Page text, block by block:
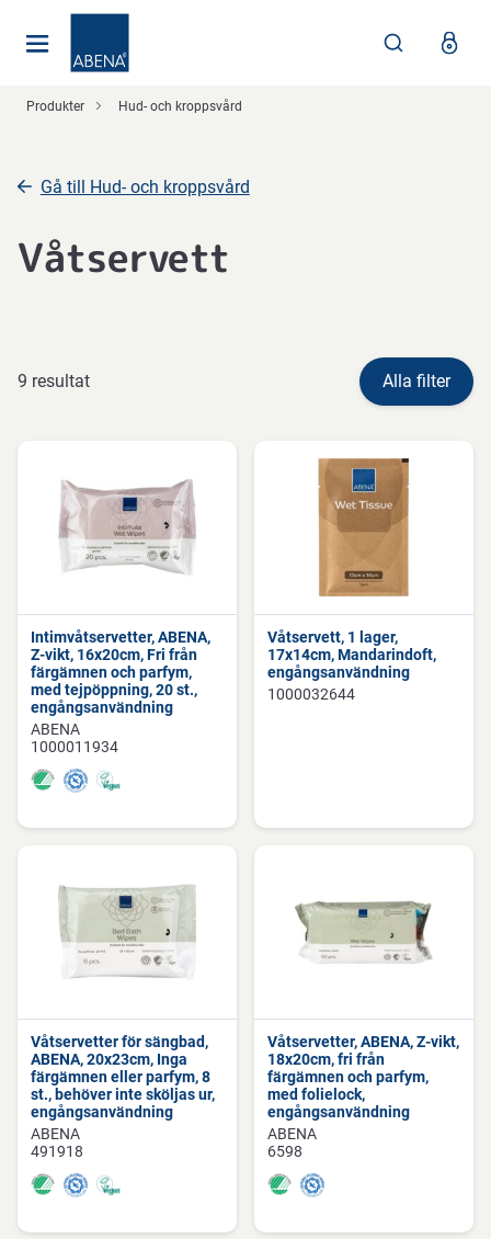
Produkter Hud- och kroppsvård
Gå till Hud- och kroppsvård
Våtservett
9 resultat Alla filter
Intimvåtservetter, ABENA,
Z-vikt, 16x20cm, Fri från
färgämnen och parfym,
med tejpöppning, 20 st.,
engångsanvändning
ABENA
1000011934
Våtservett, 1 lager,
17x14cm, Mandarindoft,
engångsanvändning
1000032644
Våtservetter för sängbad,
ABENA, 20x23cm, Inga
färgämnen eller parfym, 8
st., behöver inte sköljas ur,
engångsanvändning
ABENA
491918
Våtservetter, ABENA, Z-vikt,
18x20cm, fri från
färgämnen och parfym,
med folielock,
engångsanvändning
ABENA
6598